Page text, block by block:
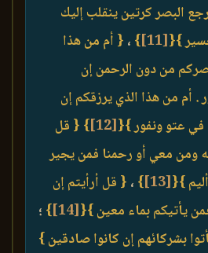
البصر كرتين ينقلب إليك
}
{
[11]
} ، { أم من هذا
من دون الرحمن إن
. أم من هذا الذي يرزقكم إن
عتو ونفور }{
[12]
} { قل
ومن معي أو رحمنا فمن يجير
}
{
[13]
} ، { قل أرأيتم إن
يأتيكم بماء معين }{
[14]
} ؛
بشركائهم إن كانوا صادقين }